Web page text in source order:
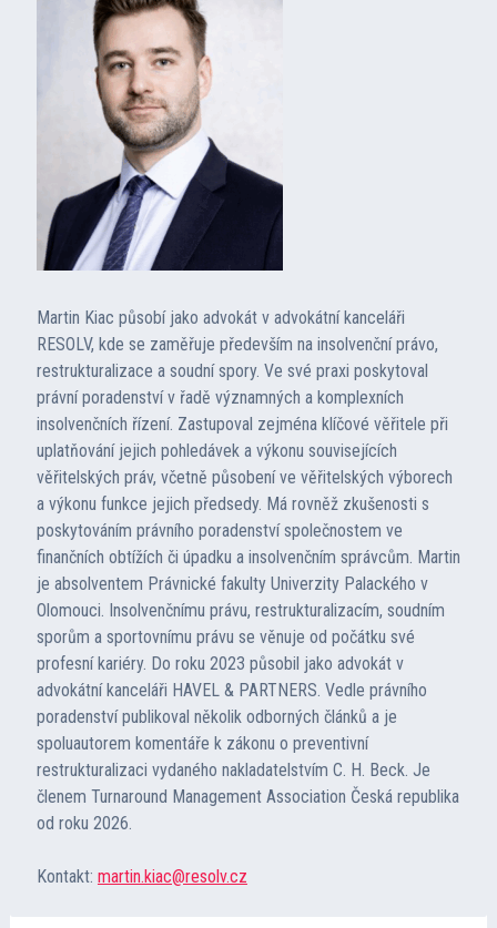
Martin Kiac působí jako advokát v advokátní kanceláři
RESOLV, kde se zaměřuje především na insolvenční právo,
restrukturalizace a soudní spory. Ve své praxi poskytoval
právní poradenství v řadě významných a komplexních
insolvenčních řízení. Zastupoval zejména klíčové věřitele při
uplatňování jejich pohledávek a výkonu souvisejících
věřitelských práv, včetně působení ve věřitelských výborech
a výkonu funkce jejich předsedy. Má rovněž zkušenosti s
poskytováním právního poradenství společnostem ve
finančních obtížích či úpadku a insolvenčním správcům. Martin
je absolventem Právnické fakulty Univerzity Palackého v
Olomouci. Insolvenčnímu právu, restrukturalizacím, soudním
sporům a sportovnímu právu se věnuje od počátku své
profesní kariéry. Do roku 2023 působil jako advokát v
advokátní kanceláři HAVEL & PARTNERS. Vedle právního
poradenství publikoval několik odborných článků a je
spoluautorem komentáře k zákonu o preventivní
restrukturalizaci vydaného nakladatelstvím C. H. Beck. Je
členem Turnaround Management Association Česká republika
od roku 2026.
Kontakt: martin.kiac@resolv.cz